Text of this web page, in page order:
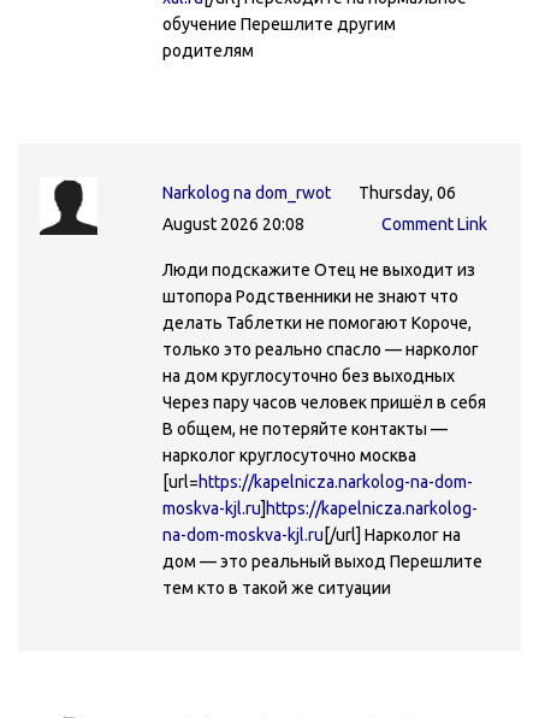
обучение Перешлите другим
родителям
Narkolog na dom_rwot
Thursday, 06
August 2026 20:08
Comment Link
Люди подскажите Отец не выходит из
штопора Родственники не знают что
делать Таблетки не помогают Короче,
только это реально спасло — нарколог
на дом круглосуточно без выходных
Через пару часов человек пришёл в себя
В общем, не потеряйте контакты —
нарколог круглосуточно москва
[url=https://kapelnicza.narkolog-na-dom-
moskva-kjl.ru] https://kapelnicza.narkolog-
na-dom-moskva-kjl.ru [/url] Нарколог на
дом — это реальный выход Перешлите
тем кто в такой же ситуации